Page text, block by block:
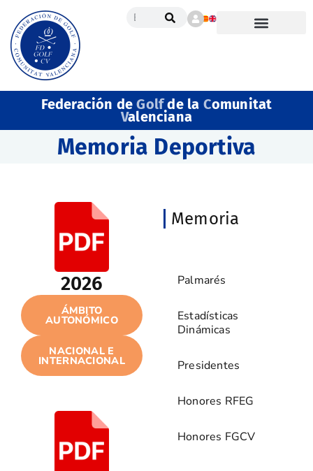
Federación deGolfde la Comunitat
Valenciana
Memoria Deportiva
2026
ÁMBITO
AUTONÓMICO
NACIONAL E
INTERNACIONAL
Memoria
Palmarés
Estadísticas
Dinámicas
Presidentes
Honores RFEG
Honores FGCV